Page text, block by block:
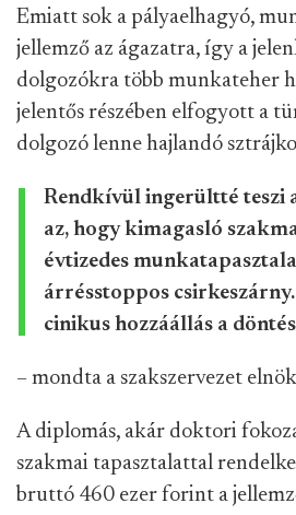
Emiatt sok a pályaelhagyó,
jellemző az ágazatra, így a
dolgozókra több munkateher
jelentős részében elfogyott a
dolgozó lenne hajlandó
Rendkívül ingerültté teszi
az, hogy kimagasló
évtizedes
árrésstoppos
cinikus hozzáállás a
– mondta a szakszervezet
A diplomás, akár doktori
szakmai tapasztalattal
bruttó 460 ezer forint a